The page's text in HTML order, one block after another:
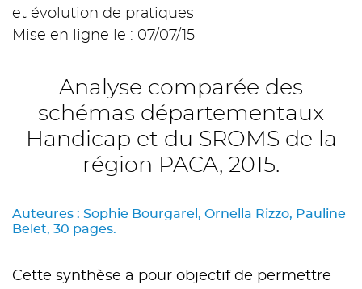
et évolution de pratiques
Mise en ligne le : 07/07/15
Analyse comparée des
schémas départementaux
Handicap et du SROMS de la
région PACA, 2015.
Auteures : Sophie Bourgarel, Ornella Rizzo, Pauline
Belet, 30 pages.
Cette synthèse a pour objectif de permettre